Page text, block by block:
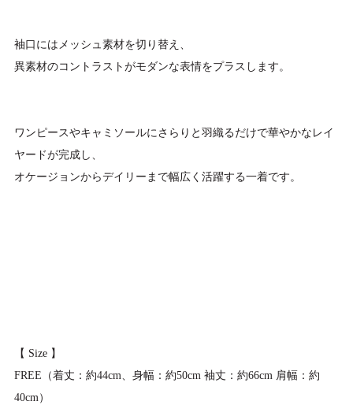
袖口にはメッシュ素材を切り替え、
異素材のコントラストがモダンな表情をプラスします。
ワンピースやキャミソールにさらりと羽織るだけで華やかなレイ
ヤードが完成し、
オケージョンからデイリーまで幅広く活躍する一着です。
【 Size 】
FREE（着丈：約44cm、身幅：約50cm 袖丈：約66cm 肩幅：約
40cm）